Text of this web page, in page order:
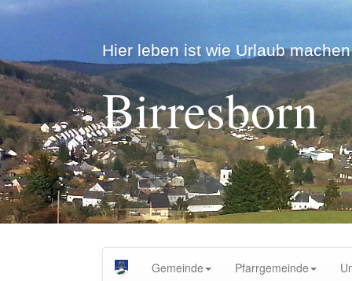
Hier leben ist wie Urlaub
Birresborn
Gemeinde Pfarrgemeinde